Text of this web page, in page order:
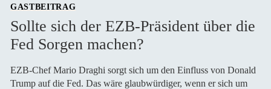
GASTBEITRAG
Sollte sich der EZB-Präsident über die
Fed Sorgen machen?
EZB-Chef Mario Draghi sorgt sich um den Einfluss von Donald
Trump auf die Fed. Das wäre glaubwürdiger, wenn er sich um